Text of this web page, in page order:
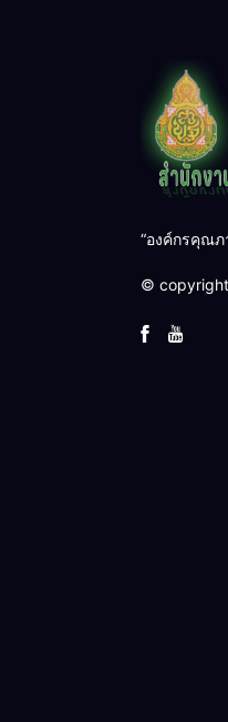
“องค์กรคุณ
©